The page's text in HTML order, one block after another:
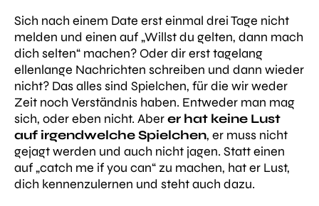
Sich nach einem Date erst einmal drei Tage nicht
melden und einen auf „Willst du gelten, dann mach
dich selten“ machen? Oder dir erst tagelang
ellenlange Nachrichten schreiben und dann wieder
nicht? Das alles sind Spielchen, für die wir weder
Zeit noch Verständnis haben. Entweder man mag
sich, oder eben nicht. Aberer hat keine Lust
auf irgendwelche Spielchen, er muss nicht
gejagt werden und auch nicht jagen. Statt einen
auf „catch me if you can“ zu machen, hat er Lust,
dich kennenzulernen und steht auch dazu.